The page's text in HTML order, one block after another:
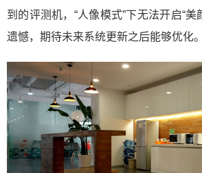
到的评测机，“人像模式”下无法开启“
遗憾，期待未来系统更新之后能够优化。